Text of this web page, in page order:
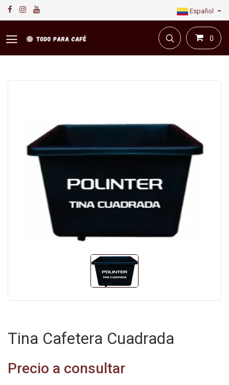
Español
0
Tina Cafetera Cuadrada
Precio a consultar